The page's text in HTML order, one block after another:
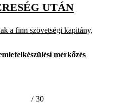
UTÁN
a finn szövetségi kapitány,
felkészülési mérkőzés
/ 30